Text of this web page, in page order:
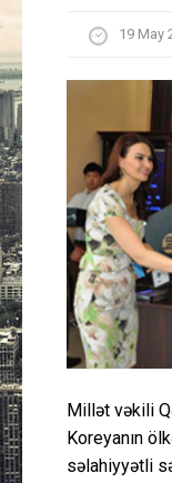
19 May
Millət vəkili
Koreyanın
səlahiyyətli